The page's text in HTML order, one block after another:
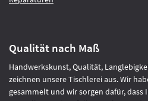
Qualität nach Maß
Handwerkskunst, Qualität,
zeichnen unsere Tischlerei aus. Wir
gesammelt und wir sorgen dafür, dass